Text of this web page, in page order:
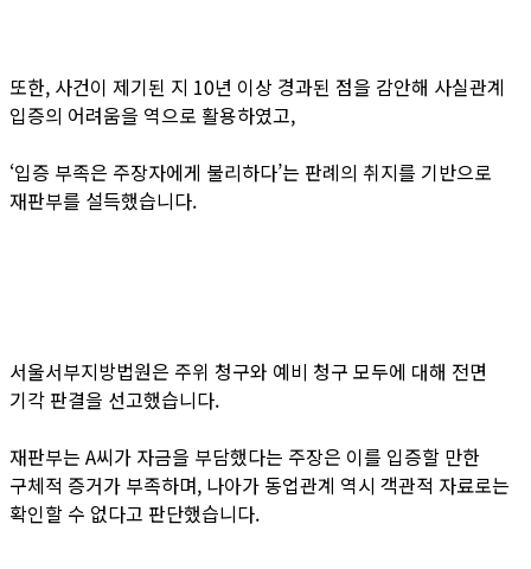
또한, 사건이 제기된 지 10년 이상 경과된 점을 감안해 사실관계
입증의 어려움을 역으로 활용하였고,
‘입증 부족은 주장자에게 불리하다’는 판례의 취지를 기반으로
재판부를 설득했습니다.
서울서부지방법원은 주위 청구와 예비 청구 모두에 대해 전면
기각 판결을 선고했습니다.
재판부는 A씨가 자금을 부담했다는 주장은 이를 입증할 만한
구체적 증거가 부족하며, 나아가 동업관계 역시 객관적 자료로는
확인할 수 없다고 판단했습니다.